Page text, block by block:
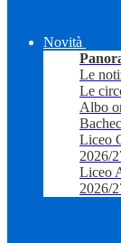
Novità
Le
Le
Albo
Liceo
2026/
Liceo
2026/